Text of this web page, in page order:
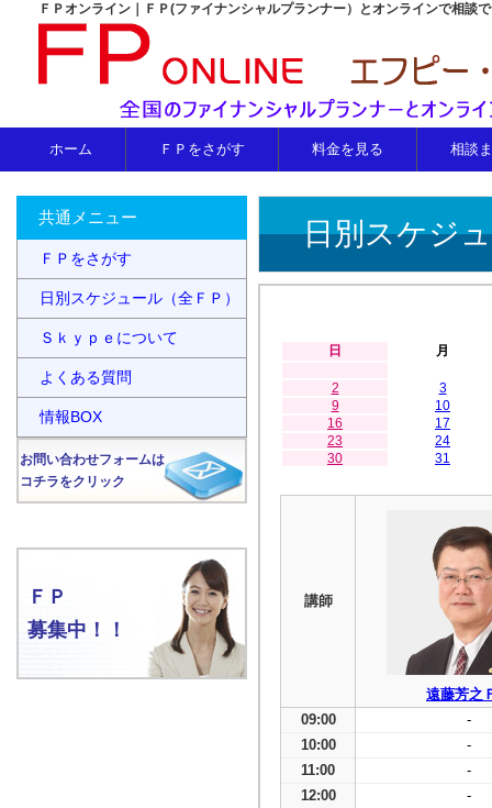
ＦＰオンライン｜ＦＰ(ファイナンシャルプランナー）とオンラインで相談
ホーム ＦＰをさがす 料金を見る 相談
日別スケジ
日 月
2
3
9
10
16
17
23
24
30
31
講師
遠藤芳之
09:00
-
10:00
-
11:00
-
12:00
-
共通メニュー
ＦＰをさがす
日別スケジュール（全ＦＰ）
Ｓｋｙｐｅについて
よくある質問
情報BOX
お問い合わせフォームは
コチラをクリック
ＦＰ
募集中！！